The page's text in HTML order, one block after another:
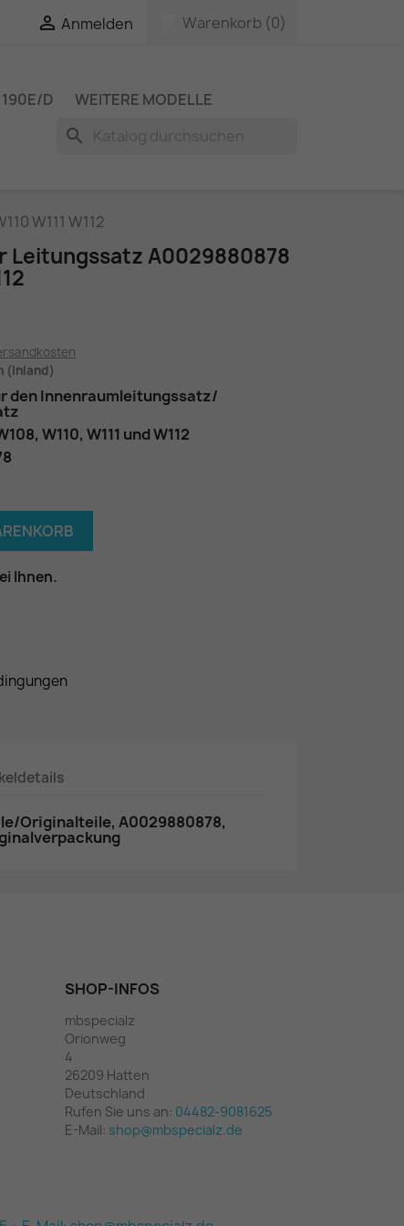
 Anmelden Warenkorb (0)
D WEITERE MODELLE
search
W111 W112
Leitungssatz A0029880878
(Inland)
den Innenraumleitungssatz/
W110, W111 und W112
Ihnen.
Originalteile, A0029880878,
SHOP-INFOS
mbspecialz
Orionweg
4
26209 Hatten
Deutschland
Rufen Sie uns an: 04482-9081625
E-Mail: shop@mbspecialz.de